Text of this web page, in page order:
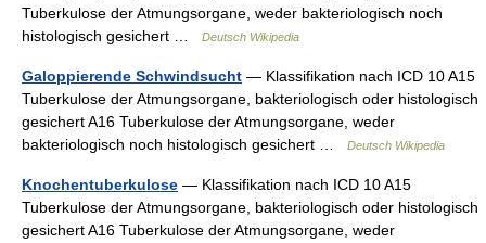
Tuberkulose der Atmungsorgane, weder bakteriologisch noch
histologisch gesichert …
Deutsch Wikipedia
Galoppierende Schwindsucht — Klassifikation nach ICD 10 A15
Tuberkulose der Atmungsorgane, bakteriologisch oder histologisch
gesichert A16 Tuberkulose der Atmungsorgane, weder
bakteriologisch noch histologisch gesichert …
Deutsch Wikipedia
Knochentuberkulose — Klassifikation nach ICD 10 A15
Tuberkulose der Atmungsorgane, bakteriologisch oder histologisch
gesichert A16 Tuberkulose der Atmungsorgane, weder